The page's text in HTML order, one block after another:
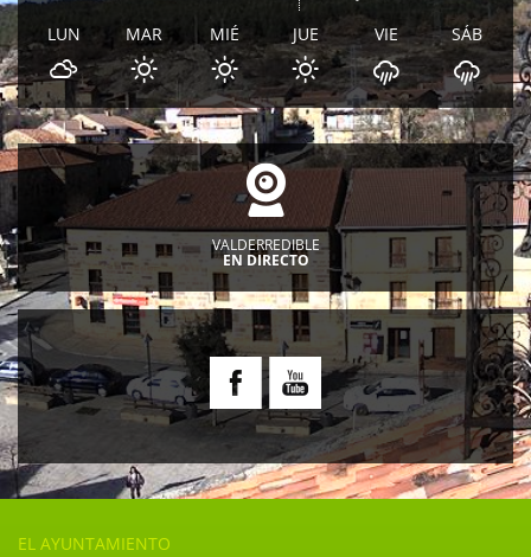
LUN MAR MIÉ JUE VIE SÁB
VALDERREDIBLE
EN DIRECTO
EL AYUNTAMIENTO